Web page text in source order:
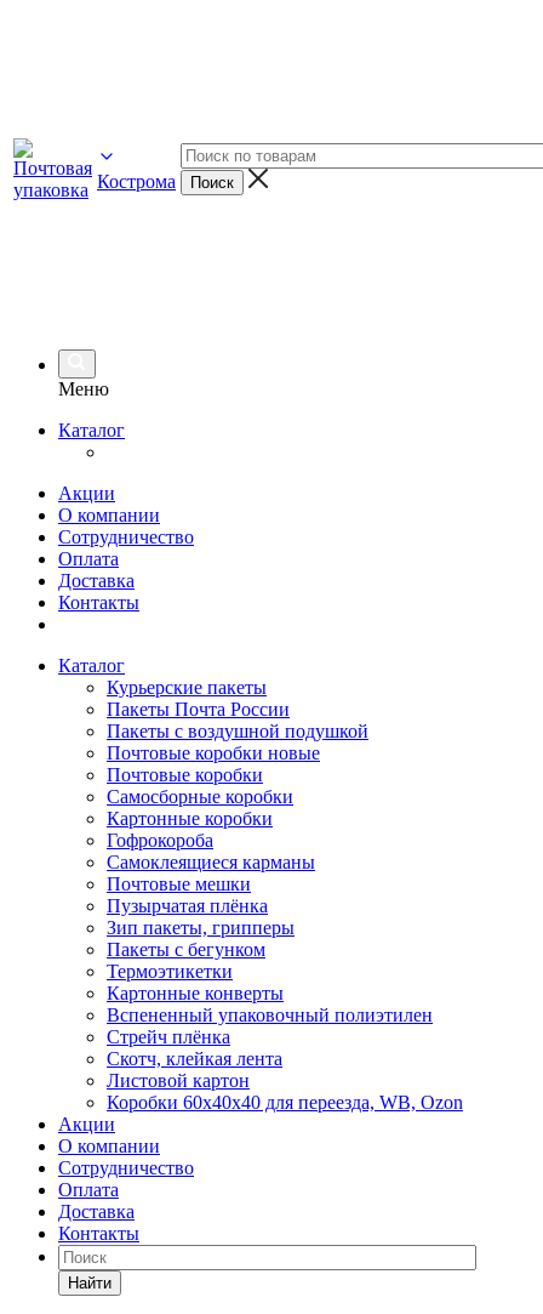
Кострома
Меню
Каталог
Акции
О компании
Сотрудничество
Оплата
Доставка
Контакты
Каталог
Курьерские пакеты
Пакеты Почта России
Пакеты с воздушной подушкой
Почтовые коробки новые
Почтовые коробки
Самосборные коробки
Картонные коробки
Гофрокороба
Самоклеящиеся карманы
Почтовые мешки
Пузырчатая плёнка
Зип пакеты, грипперы
Пакеты с бегунком
Термоэтикетки
Картонные конверты
Вспененный упаковочный полиэтилен
Стрейч плёнка
Скотч, клейкая лента
Листовой картон
Коробки 60х40х40 для переезда, WB, Ozon
Акции
О компании
Сотрудничество
Оплата
Доставка
Контакты
Найти